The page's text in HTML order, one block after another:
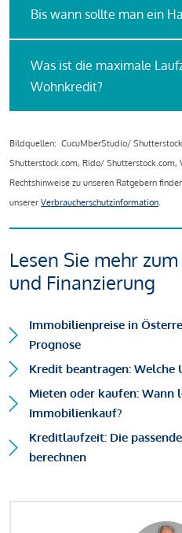
Bis wann sollte man ein
Was ist die maximale
Wohnkredit?
Bildquellen: CucuMberStudio/
Shutterstock.com, Rido/
Rechtshinweise zu unseren Ratgebern
unserer Verbraucherschutzinformation.
Lesen Sie mehr
und Finanzierung
Immobilienpreise in
Prognose
Kredit beantragen:
Mieten oder kaufen: Wann
Immobilienkauf?
Kreditlaufzeit: Die
berechnen